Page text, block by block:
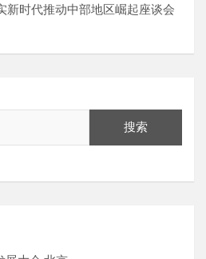
新时代推动中部地区崛起座谈会
搜索